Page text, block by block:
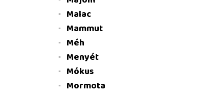
Malac
Mammut
Méh
Menyét
Mókus
Mormota